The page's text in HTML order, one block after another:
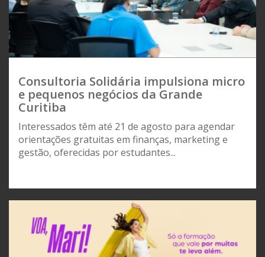
Consultoria Solidária impulsiona micro
e pequenos negócios da Grande
Curitiba
Interessados têm até 21 de agosto para agendar
orientações gratuitas em finanças, marketing e
gestão, oferecidas por estudantes...